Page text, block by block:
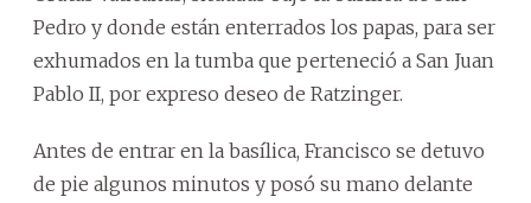
Pedro y donde están enterrados los papas, para ser
exhumados en la tumba que perteneció a San Juan
Pablo II, por expreso deseo de Ratzinger.
Antes de entrar en la basílica, Francisco se detuvo
de pie algunos minutos y posó su mano delante